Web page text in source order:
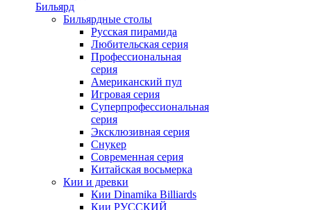
Бильярд
Бильярдные столы
Русская пирамида
Любительская серия
Профессиональная
серия
Американский пул
Игровая серия
Суперпрофессиональная
серия
Эксклюзивная серия
Снукер
Современная серия
Китайская восьмерка
Кии и древки
Кии Dinamika Billiards
Кии РУССКИЙ